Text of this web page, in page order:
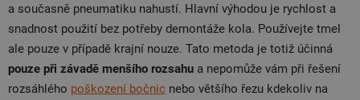
a současně pneumatiku nahustí. Hlavní výhodou je rychlost a
snadnost použití bez potřeby demontáže kola. Používejte tmel
ale pouze v případě krajní nouze. Tato metoda je totiž účinná
pouze při závadě menšího rozsahu a nepomůže vám při řešení
rozsáhlého poškození bočnic nebo většího řezu kdekoliv na